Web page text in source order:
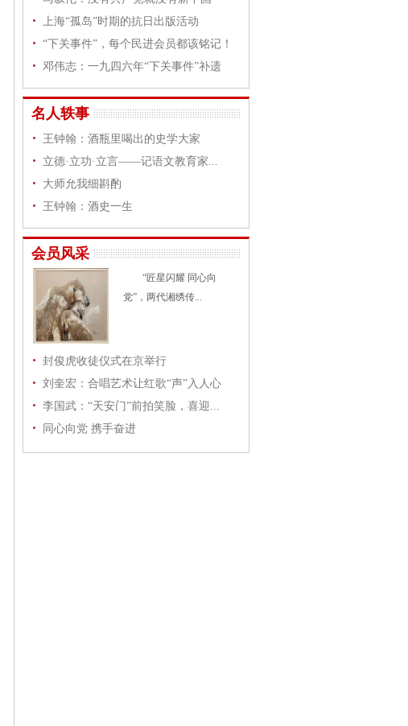
上海“孤岛”时期的抗日出版活动
“下关事件”，每个民进会员都该铭记！
邓伟志：一九四六年“下关事件”补遗
名人轶事
王钟翰：酒瓶里喝出的史学大家
立德·立功·立言——记语文教育家...
大师允我细斟酌
王钟翰：酒史一生
会员风采
“匠星闪耀 同心向
党”，两代湘绣传...
封俊虎收徒仪式在京举行
刘奎宏：合唱艺术让红歌“声”入人心
李国武：“天安门”前拍笑脸，喜迎...
同心向党 携手奋进